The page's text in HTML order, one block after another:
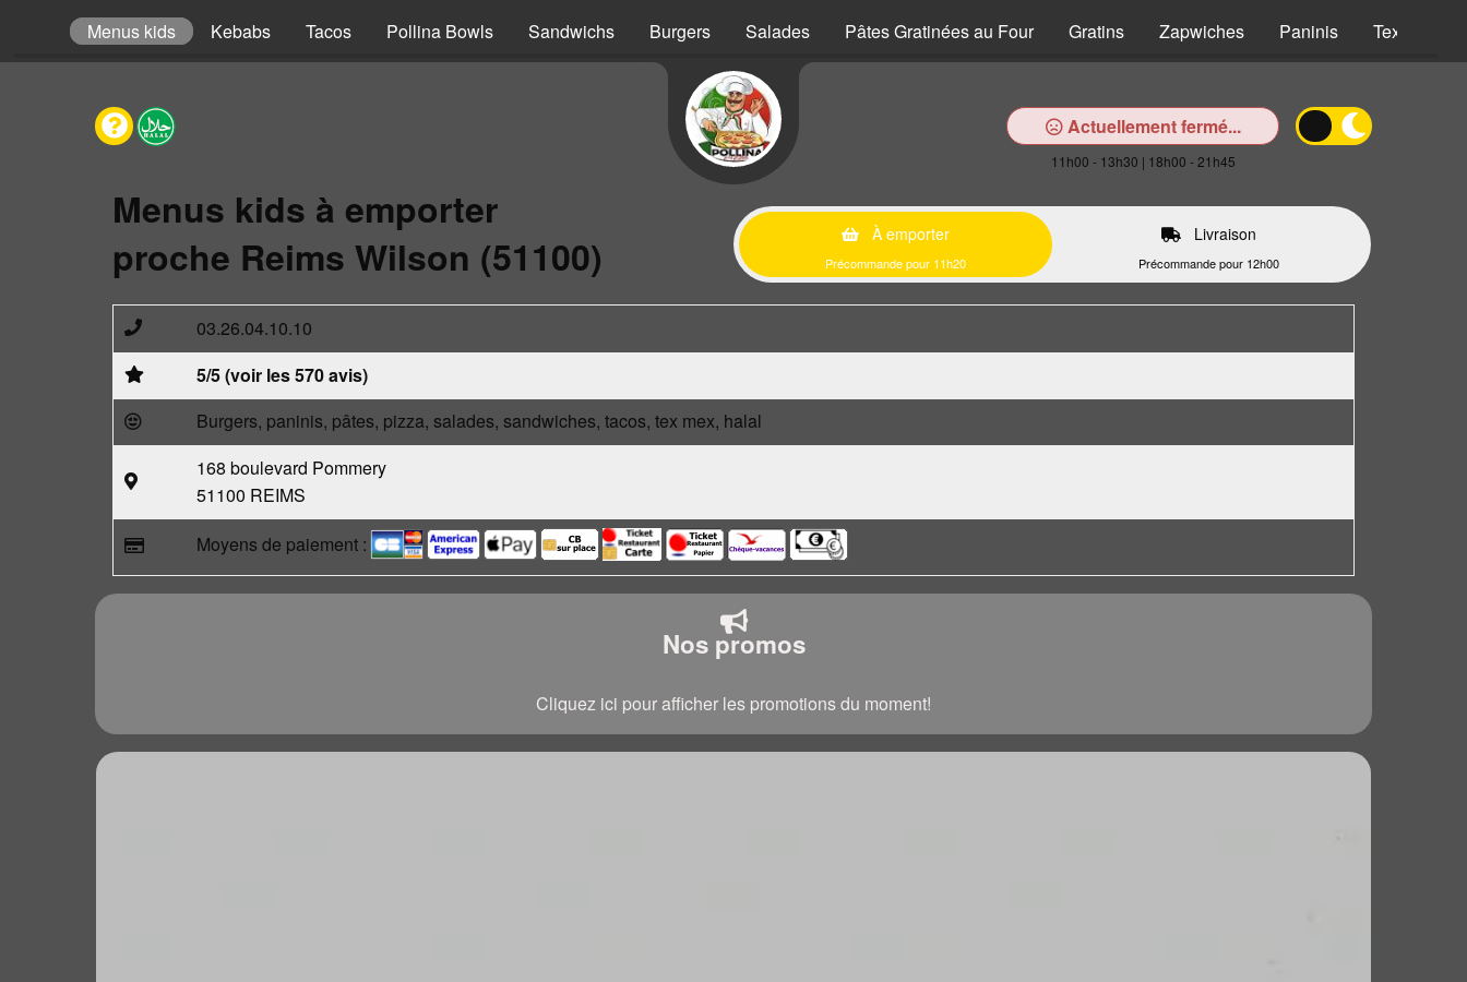
Menus kids Kebabs Tacos Pollina Bowls Sandwichs Burgers Salades Pâtes Gratinées au Four Gratins Zapwiches Paninis Tex Mex
Actuellement fermé...
11h00 - 13h30 | 18h00 - 21h45
Menus kids à emporter
proche Reims Wilson (51100)
À emporter
Précommande pour 11h20
Livraison
Précommande pour 12h00
03.26.04.10.10
5/5 (voir les 570 avis)
Burgers, paninis, pâtes, pizza, salades, sandwiches, tacos, tex mex, halal
168 boulevard Pommery
51100 REIMS
Moyens de paiement :
Nos promos
Cliquez ici pour afficher les promotions du moment!